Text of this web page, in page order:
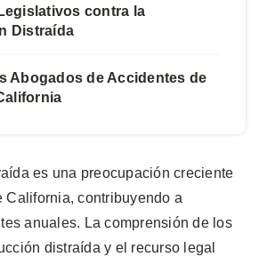
contra la
Distraída
Abogados de Accidentes de
es una preocupación creciente
California, contribuyendo a
anuales. La comprensión de los
distraída y el recurso legal